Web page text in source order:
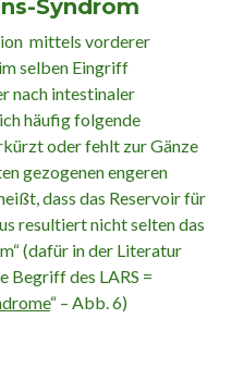
Syndrom
mittels vorderer
selben Eingriff
nach intestinaler
häufig folgende
oder fehlt zur Gänze
gezogenen engeren
dass das Reservoir für
resultiert nicht selten das
(dafür in der Literatur
Begriff des LARS =
“ – Abb. 6)